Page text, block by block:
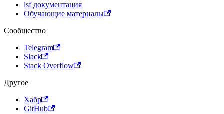
lsf документация
Обучающие материалы
Сообщество
Telegram
Slack
Stack Overflow
Другое
Хабр
GitHub